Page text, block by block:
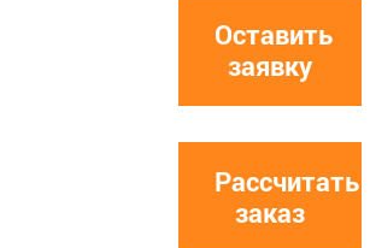
Оставить
заявку
Рассчитать
заказ